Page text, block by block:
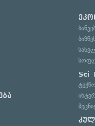
Sci-